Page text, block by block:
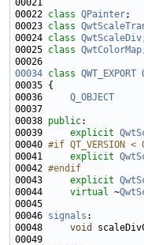
00022 class QPainter
00023 class
00024 class QwtScaleDiv
00025 class QwtColorMap
00034 class QWT_EXPORT
00036 Q_OBJECT
00038 public
00039 explicit
00040 #if QT_VERSION <
00041
explicit
00042 #endif
00043
explicit
00044 virtual ~
00046 signals
00048 void